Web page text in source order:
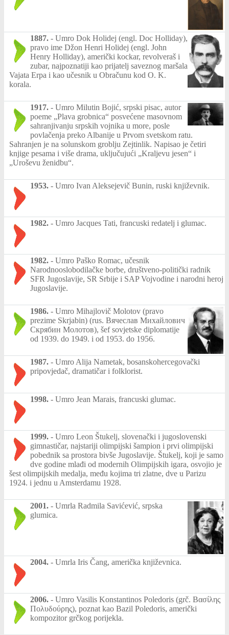
1887. - Umro Dok Holidej (engl. Doc Holliday),
pravo ime Džon Henri Holidej (engl. John
Henry Holliday), američki kockar, revolveraš i
zubar, najpoznatiji kao prijatelj saveznog maršala
Vajata Erpa i kao učesnik u Obračunu kod O. K.
korala.
1917. - Umro Milutin Bojić, srpski pisac, autor
poeme „Plava grobnica“ posvećene masovnom
sahranjivanju srpskih vojnika u more, posle
povlačenja preko Albanije u Prvom svetskom ratu.
Sahranjen je na solunskom groblju Zejtinlik. Napisao je četiri
knjige pesama i više drama, uključujući „Kraljevu jesen“ i
„Uroševu ženidbu“.
1953. - Umro Ivan Aleksejevič Bunin, ruski književnik.
1982. - Umro Jacques Tati, francuski redatelj i glumac.
1982. - Umro Paško Romac, učesnik
Narodnooslobodilačke borbe, društveno-politički radnik
SFR Jugoslavije, SR Srbije i SAP Vojvodine i narodni heroj
Jugoslavije.
1986. - Umro Mihajlovič Molotov (pravo
prezime Skrjabin) (rus. Вячеслав Михайлович
Скрябин Молотов), šef sovjetske diplomatije
od 1939. do 1949. i od 1953. do 1956.
1987. - Umro Alija Nametak, bosanskohercegovački
pripovjedač, dramatičar i folklorist.
1998. - Umro Jean Marais, francuski glumac.
1999. - Umro Leon Štukelj, slovenački i jugoslovenski
gimnastičar, najstariji olimpijski šampion i prvi olimpijski
pobednik sa prostora bivše Jugoslavije. Štukelj, koji je samo
dve godine mlađi od modernih Olimpijskih igara, osvojio je
šest olimpijskih medalja, među kojima tri zlatne, dve u Parizu
1924. i jednu u Amsterdamu 1928.
2001. - Umrla Radmila Savićević, srpska
glumica.
2004. - Umrla Iris Čang, američka književnica.
2006. - Umro Vasilis Konstantinos Poledoris (grč. Βασίλης
Πολυδούρης), poznat kao Bazil Poledoris, američki
kompozitor grčkog porijekla.